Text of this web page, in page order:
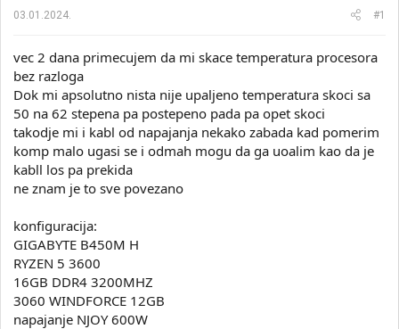
m
j
a
03.01.2024. #1
vec 2 dana primecujem da mi skace temperatura procesora
bez razloga
Dok mi apsolutno nista nije upaljeno temperatura skoci sa
50 na 62 stepena pa postepeno pada pa opet skoci
takodje mi i kabl od napajanja nekako zabada kad pomerim
komp malo ugasi se i odmah mogu da ga uoalim kao da je
kabll los pa prekida
ne znam je to sve povezano
konfiguracija:
GIGABYTE B450M H
RYZEN 5 3600
16GB DDR4 3200MHZ
3060 WINDFORCE 12GB
napajanje NJOY 600W